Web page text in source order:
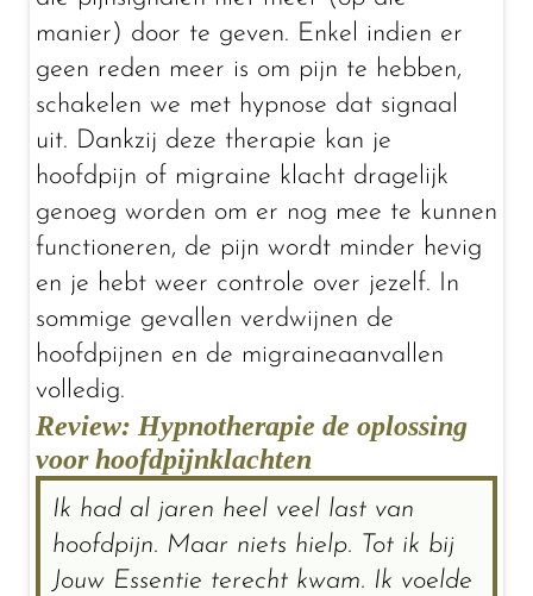
manier) door te geven. Enkel indien er
geen reden meer is om pijn te hebben,
schakelen we met hypnose dat signaal
uit. Dankzij deze therapie kan je
hoofdpijn of migraine klacht dragelijk
genoeg worden om er nog mee te kunnen
functioneren, de pijn wordt minder hevig
en je hebt weer controle over jezelf. In
sommige gevallen verdwijnen de
hoofdpijnen en de migraineaanvallen
volledig.
Review: Hypnotherapie de oplossing
voor hoofdpijnklachten
Ik had al jaren heel veel last van
hoofdpijn. Maar niets hielp. Tot ik bij
Jouw Essentie terecht kwam. Ik voelde